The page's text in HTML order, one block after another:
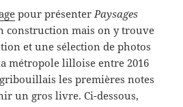
pour présenter Paysages
construction mais on y trouve
et une sélection de photos
métropole lilloise entre 2016
les premières notes
un gros livre. Ci-dessous,